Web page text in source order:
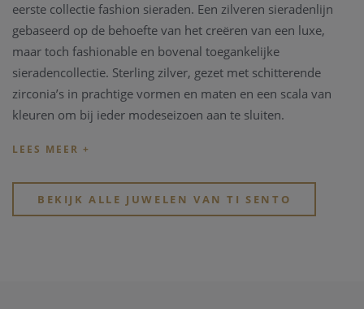
eerste collectie fashion sieraden. Een zilveren sieradenlijn
gebaseerd op de behoefte van het creëren van een luxe,
maar toch fashionable en bovenal toegankelijke
sieradencollectie. Sterling zilver, gezet met schitterende
zirconia’s in prachtige vormen en maten en een scala van
kleuren om bij ieder modeseizoen aan te sluiten.
BEKIJK ALLE JUWELEN VAN TI SENTO